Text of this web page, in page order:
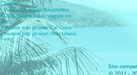
Cocos)
• Voli lungo raggio Seychelles
• Organizzare il suo viaggio on-
line
• Vedere tutti gli orari Cat Coco
• Vedere tutti gli orari Inter Island
Ferry
Sito
© 2011 -